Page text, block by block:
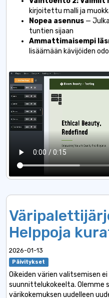
kirjoitettu malli ja
Nopea asennus —
tuntien sijaan
Ammattimaisempi
lisäämään kävijöiden
Helppoja
2026-01-13
Päivitykset
Oikeiden värien valitsemisen
suunnittelukokeelta. Olemme
värikokemuksen uudelleen